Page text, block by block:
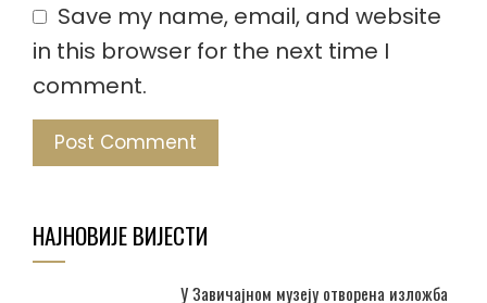
Save my name, email, and website
in this browser for the next time I
comment.
НАЈНОВИЈЕ ВИЈЕСТИ
У Завичајном музеју отворена изложба